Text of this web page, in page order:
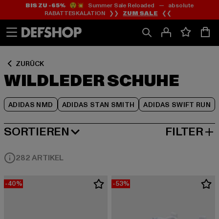
Zum
Inhalt
springen
Zum
Fußzeile
springen
BIS ZU -65%😲💥 Summer Sale Reloaded — absolute
RABATTESKALATION ❯❯ ZUM SALE ❮❮
ZURÜCK
WILDLEDER SCHUHE
ADIDAS NMD ADIDAS STAN SMITH ADIDAS SWIFT RUN
Zum
Produktraster
springen
SORTIEREN
BELIEBTESTE FILTER
282 ARTIKEL
-40% -53%